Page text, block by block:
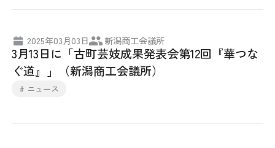
2025年03月03日 新潟商工会議所
3月13日に「古町芸妓成果発表会第12回『華つな
ぐ道』」（新潟商工会議所）
# ニュース